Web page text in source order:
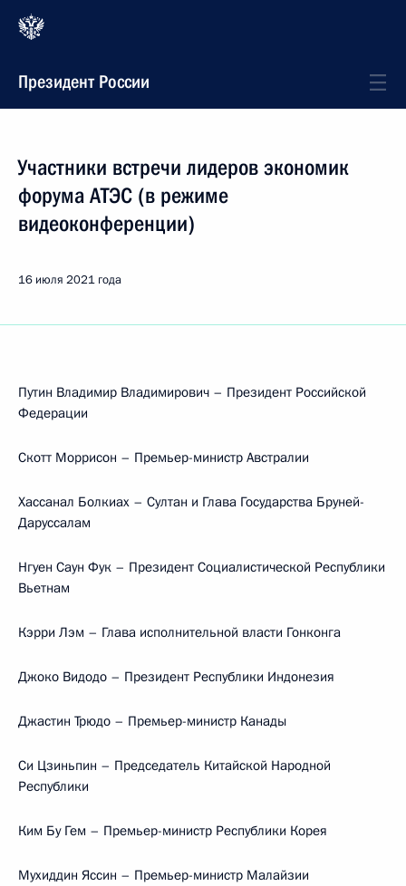
Президент России
Участники встречи лидеров экономик
форума АТЭС (в режиме
видеоконференции)
16 июля 2021 года
Путин Владимир Владимирович – Президент Российской
Федерации
Скотт Моррисон – Премьер-министр Австралии
Хассанал Болкиах – Султан и Глава Государства Бруней-
Даруссалам
Нгуен Саун Фук – Президент Социалистической Республики
Вьетнам
Кэрри Лэм – Глава исполнительной власти Гонконга
Джоко Видодо – Президент Республики Индонезия
Джастин Трюдо – Премьер-министр Канады
Си Цзиньпин – Председатель Китайской Народной
Республики
Ким Бу Гем – Премьер-министр Республики Корея
Мухиддин Яссин – Премьер-министр Малайзии